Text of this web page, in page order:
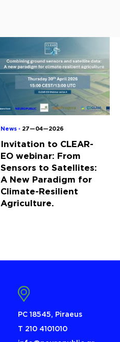
News ◦ 27—04—2026
Invitation to CLEAR-
EO webinar: From
Sensors to Satellites:
A New Paradigm for
Climate-Resilient
Agriculture.
PC 18545, Piraeus
Τ 210 4101010